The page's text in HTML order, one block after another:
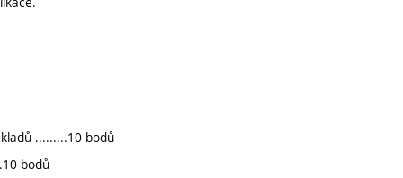
.........10 bodů
bodů